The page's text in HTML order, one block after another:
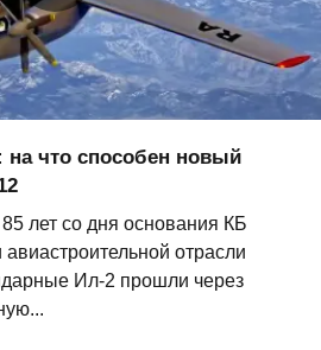
что способен новый
лет со дня основания КБ
отрасли
Ил-2 прошли через